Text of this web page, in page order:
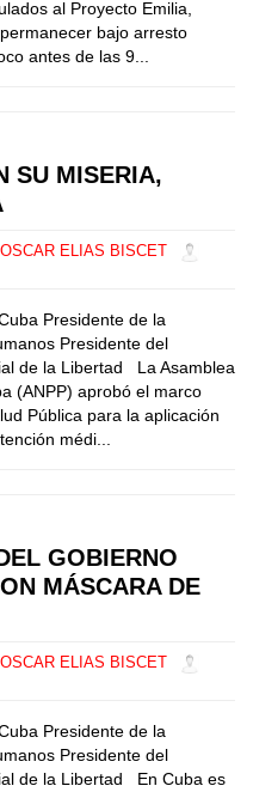
al Proyecto Emilia,
bajo arresto
antes de las 9...
SU MISERIA,
ELIAS BISCET
Presidente de la
Presidente del
de la Libertad La Asamblea
(ANPP) aprobó el marco
Pública para la aplicación
médi...
GOBIERNO
MÁSCARA DE
ELIAS BISCET
Presidente de la
Presidente del
de la Libertad En Cuba es